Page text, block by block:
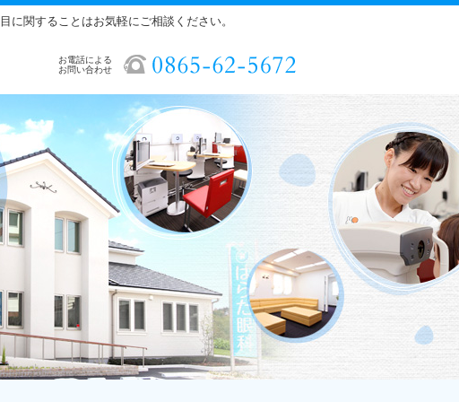
関することはお気軽にご相談ください。
お電話による
お問い合わせ